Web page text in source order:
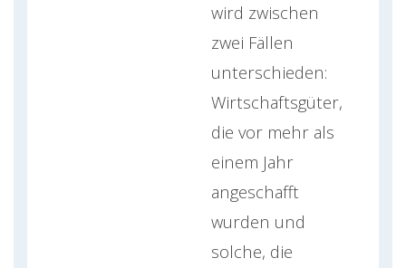
wird zwischen
zwei Fällen
unterschieden:
Wirtschaftsgüter,
die vor mehr als
einem Jahr
angeschafft
wurden und
solche, die